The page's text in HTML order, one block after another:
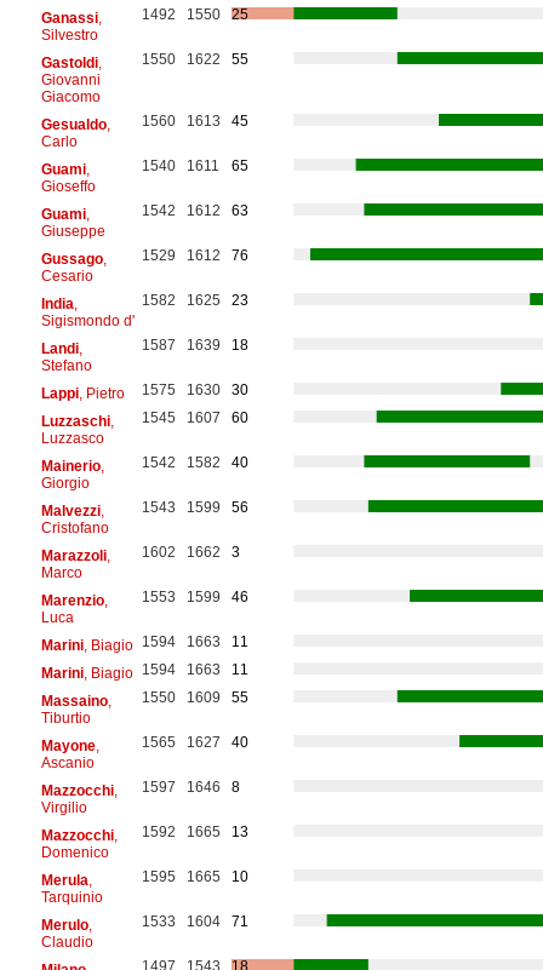
Ganassi,
Silvestro
1492 1550 25
Gastoldi,
Giovanni
Giacomo
1550 1622 55
Gesualdo,
Carlo
1560 1613 45
Guami,
Gioseffo
1540 1611 65
Guami,
Giuseppe
1542 1612 63
Gussago,
Cesario
1529 1612 76
India
Sigismondo d'
1582 1625 23
Landi,
Stefano
1587 1639 18
Lappi, Pietro 1575 1630
30
Luzzaschi,
Luzzasco
1545 1607 60
Mainerio,
Giorgio
1542 1582 40
Malvezzi,
Cristofano
1543 1599 56
Marazzoli,
Marco
1602 1662 3
Marenzio,
Luca
1553 1599 46
Marini, Biagio 1594 1663
11
Marini, Biagio 1594 1663
11
Massaino,
Tiburtio
1550 1609 55
Mayone,
Ascanio
1565 1627 40
Mazzocchi,
Virgilio
1597 1646 8
Mazzocchi,
Domenico
1592 1665 13
Merula
Tarquinio
1595 1665 10
Merulo,
Claudio
1533 1604 71
1497 1543 18